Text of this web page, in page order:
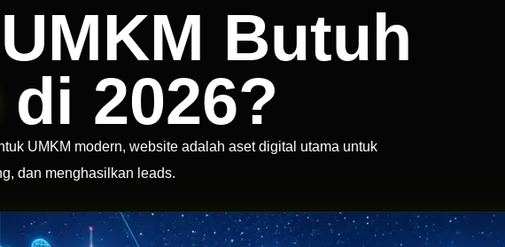
Butuh
di 2026?
UMKM modern, website adalah aset digital utama untuk
dan menghasilkan leads.